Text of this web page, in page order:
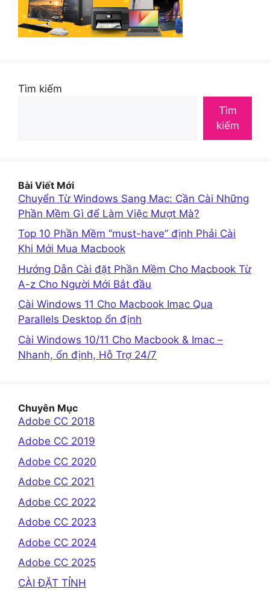
Tìm kiếm
Tìm
kiếm
Bài Viết Mới
Chuyển Từ Windows Sang Mac: Cần Cài Những
Phần Mềm Gì để Làm Việc Mượt Mà?
Top 10 Phần Mềm “must-have” định Phải Cài
Khi Mới Mua Macbook
Hướng Dẫn Cài đặt Phần Mềm Cho Macbook Từ
A-z Cho Người Mới Bắt đầu
Cài Windows 11 Cho Macbook Imac Qua
Parallels Desktop ổn định
Cài Windows 10/11 Cho Macbook & Imac –
Nhanh, ổn định, Hỗ Trợ 24/7
Chuyên Mục
Adobe CC 2018
Adobe CC 2019
Adobe CC 2020
Adobe CC 2021
Adobe CC 2022
Adobe CC 2023
Adobe CC 2024
Adobe CC 2025
CÀI ĐẶT TỈNH